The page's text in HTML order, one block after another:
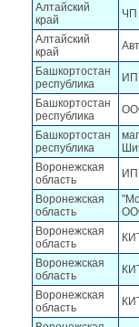
Алтайский
край
ЧП
Алтайский
край
Башкортостан
республика
ИП
Башкортостан
республика
Башкортостан
республика
Воронежская
область
ИП
Воронежская
область
Воронежская
область
Воронежская
область
Воронежская
область